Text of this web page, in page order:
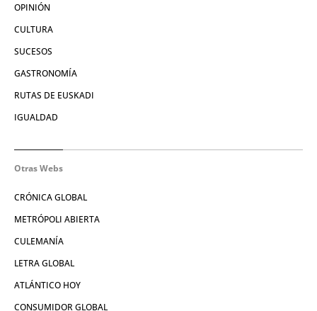
OPINIÓN
CULTURA
SUCESOS
GASTRONOMÍA
RUTAS DE EUSKADI
IGUALDAD
Otras Webs
CRÓNICA GLOBAL
METRÓPOLI ABIERTA
CULEMANÍA
LETRA GLOBAL
ATLÁNTICO HOY
CONSUMIDOR GLOBAL